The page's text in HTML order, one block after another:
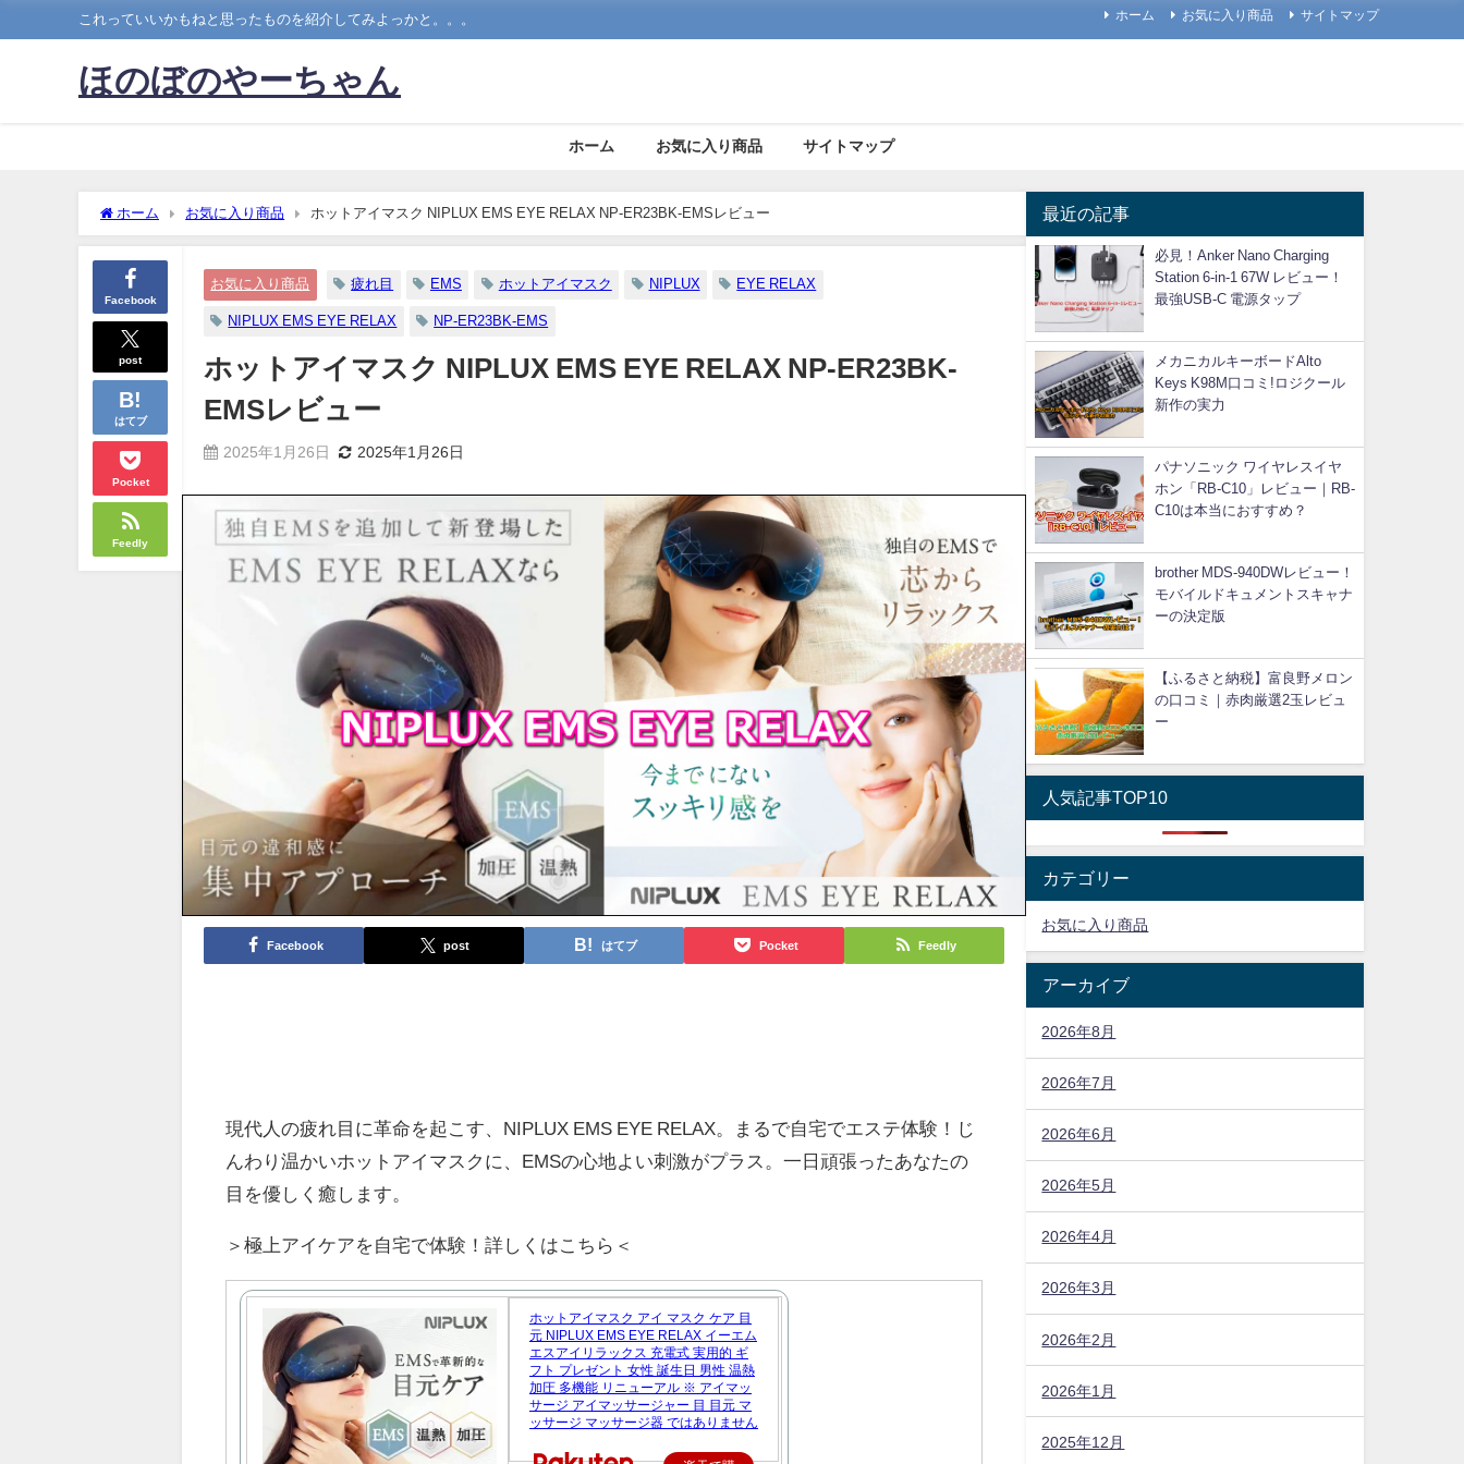
これっていいかもねと思ったものを紹介してみよっかと。。。 ホーム お気に入り商品 サイトマップ
ほのぼのやーちゃん
ホーム お気に入り商品 サイトマップ
ホーム お気に入り商品 ホットアイマスク NIPLUX EMS EYE RELAX NP-ER23BK-EMSレビュー
Facebook
post
はてブ
Pocket
Feedly
お気に入り商品 疲れ目 EMS ホットアイマスク NIPLUX EYE RELAX
NIPLUX EMS EYE RELAX NP-ER23BK-EMS
ホットアイマスク NIPLUX EMS EYE RELAX NP-ER23BK-
EMSレビュー
2025年1月26日 2025年1月26日
Facebook post はてブ Pocket Feedly
現代人の疲れ目に革命を起こす、NIPLUX EMS EYE RELAX。まるで自宅でエステ体験！じ
んわり温かいホットアイマスクに、EMSの心地よい刺激がプラス。一日頑張ったあなたの
目を優しく癒します。
＞極上アイケアを自宅で体験！詳しくはこちら＜
ホットアイマスク アイ マスク ケア 目
元 NIPLUX EMS EYE RELAX イーエム
エスアイリラックス 充電式 実用的 ギ
フト プレゼント 女性 誕生日 男性 温熱
加圧 多機能 リニューアル ※ アイマッ
サージ アイマッサージャー 目 目元 マ
ッサージ マッサージ器 ではありません
最近の記事
必見！Anker Nano Charging
Station 6-in-1 67W レビュー！
最強USB-C 電源タップ
メカニカルキーボードAlto
Keys K98M口コミ!ロジクール
新作の実力
パナソニック ワイヤレスイヤ
ホン「RB-C10」レビュー｜RB-
C10は本当におすすめ？
brother MDS-940DWレビュー！
モバイルドキュメントスキャナ
ーの決定版
【ふるさと納税】富良野メロン
の口コミ｜赤肉厳選2玉レビュ
ー
人気記事TOP10
カテゴリー
お気に入り商品
アーカイブ
2026年8月
2026年7月
2026年6月
2026年5月
2026年4月
2026年3月
2026年2月
2026年1月
2025年12月